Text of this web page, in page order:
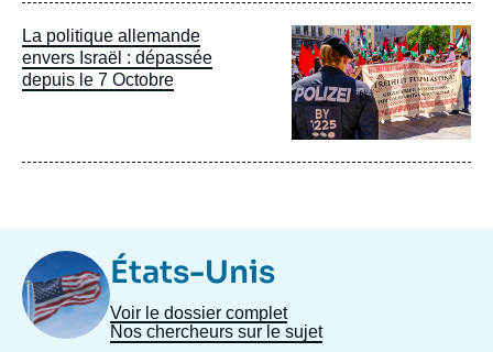
La politique allemande
envers Israël : dépassée
depuis le 7 Octobre
Image
principale
Image
Taxonomie États-Unis
Voir le dossier complet
Nos chercheurs sur le sujet